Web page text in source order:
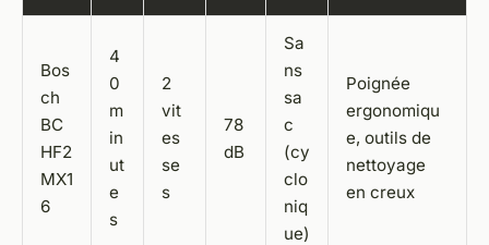
Bos
ch
BC
HF2
MX1
6
4
0
m
in
ut
e
s
2
vit
es
se
s
78
dB
Sa
ns
sa
c
(cy
clo
niq
ue)
Poignée
ergonomiqu
e, outils de
nettoyage
en creux